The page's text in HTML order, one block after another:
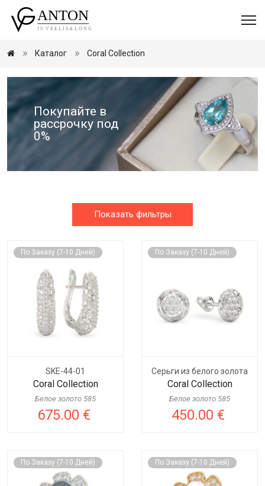
Каталог Coral Collection
Покупайте в
рассрочку под
0%
Показать фильтры
По Заказу (7-10 Дней)
SKE-44-01
Coral Collection
Белое золото 585
675.00 €
По Заказу (7-10 Дней)
Серьги из белого золота
Coral Collection
Белое золото 585
450.00 €
По Заказу (7-10 Дней) По Заказу (7-10 Дней)